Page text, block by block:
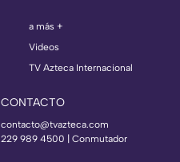
a más +
Videos
TV Azteca Internacional
CONTACTO
contacto@tvazteca.com
229 989 4500 | Conmutador